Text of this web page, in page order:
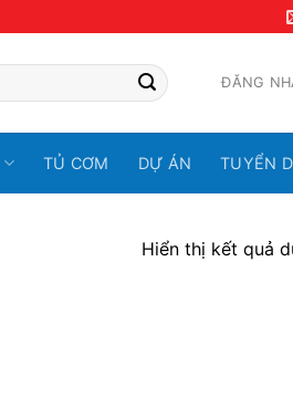
ĐĂNG
TỦ CƠM DỰ ÁN TUYỂN
Hiển thị kết quả